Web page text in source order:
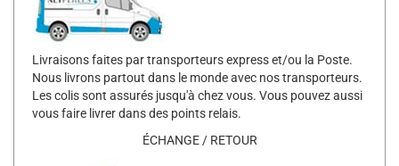
Livraisons faites par transporteurs express et/ou la Poste.
Nous livrons partout dans le monde avec nos transporteurs.
Les colis sont assurés jusqu'à chez vous. Vous pouvez aussi
vous faire livrer dans des points relais.
ÉCHANGE / RETOUR